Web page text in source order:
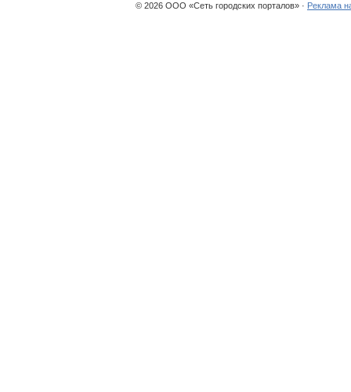
© 2026 ООО «Сеть городских порталов» · Реклама